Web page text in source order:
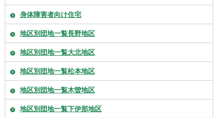
身体障害者向け住宅
地区別団地一覧長野地区
地区別団地一覧大北地区
地区別団地一覧松本地区
地区別団地一覧木曽地区
地区別団地一覧下伊那地区